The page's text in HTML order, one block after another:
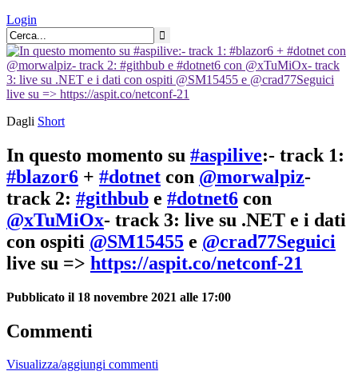
Login
Dagli Short
In questo momento su #aspilive:- track 1:
#blazor6 + #dotnet con @morwalpiz-
track 2: #githbub e #dotnet6 con
@xTuMiOx- track 3: live su .NET e i dati
con ospiti @SM15455 e @crad77Seguici
live su => https://aspit.co/netconf-21
Pubblicato il 18 novembre 2021 alle 17:00
Commenti
Visualizza/aggiungi commenti